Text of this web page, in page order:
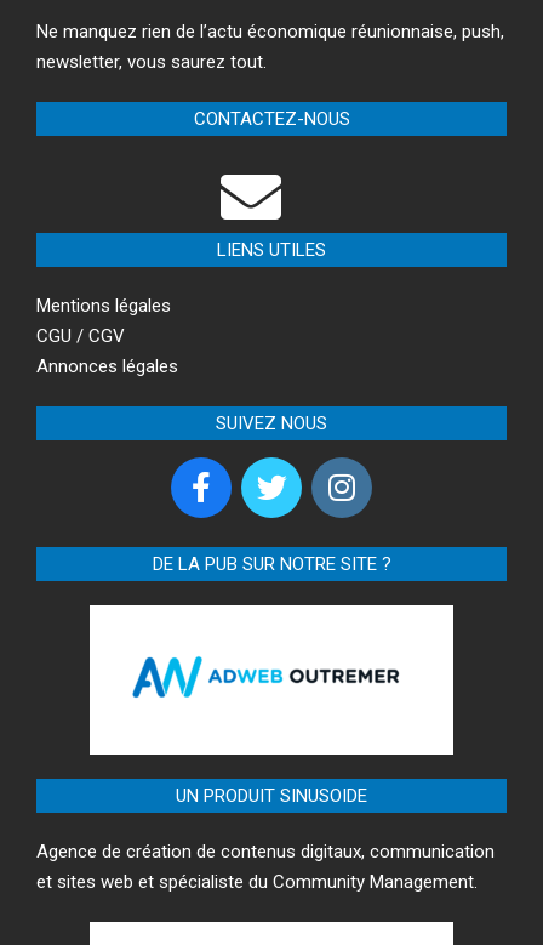
Ne manquez rien de l’actu économique réunionnaise, push,
newsletter, vous saurez tout.
CONTACTEZ-NOUS
LIENS UTILES
Mentions légales
CGU / CGV
Annonces légales
SUIVEZ NOUS
DE LA PUB SUR NOTRE SITE ?
UN PRODUIT SINUSOIDE
Agence de création de contenus digitaux, communication
et sites web et spécialiste du Community Management.